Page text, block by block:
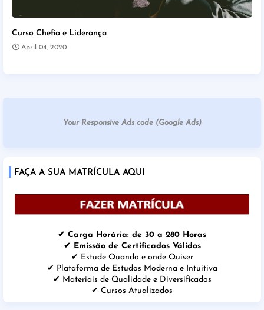
Curso Chefia e Liderança
April 04, 2020
Your Responsive Ads code (Google Ads)
FAÇA A SUA MATRÍCULA AQUI
✔ Carga Horária: de 30 a 280 Horas
✔ Emissão de Certificados Válidos
✔ Estude Quando e onde Quiser
✔ Plataforma de Estudos Moderna e Intuitiva
✔ Materiais de Qualidade e Diversificados
✔ Cursos Atualizados